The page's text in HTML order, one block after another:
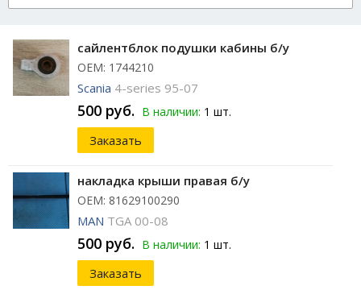
сайлентблок подушки кабины б/у
ОЕМ: 1744210
Scania 4-series 95-07
500 руб. В наличии: 1 шт.
Заказать
накладка крыши правая б/у
ОЕМ: 81629100290
MAN TGA 00-08
500 руб. В наличии: 1 шт.
Заказать